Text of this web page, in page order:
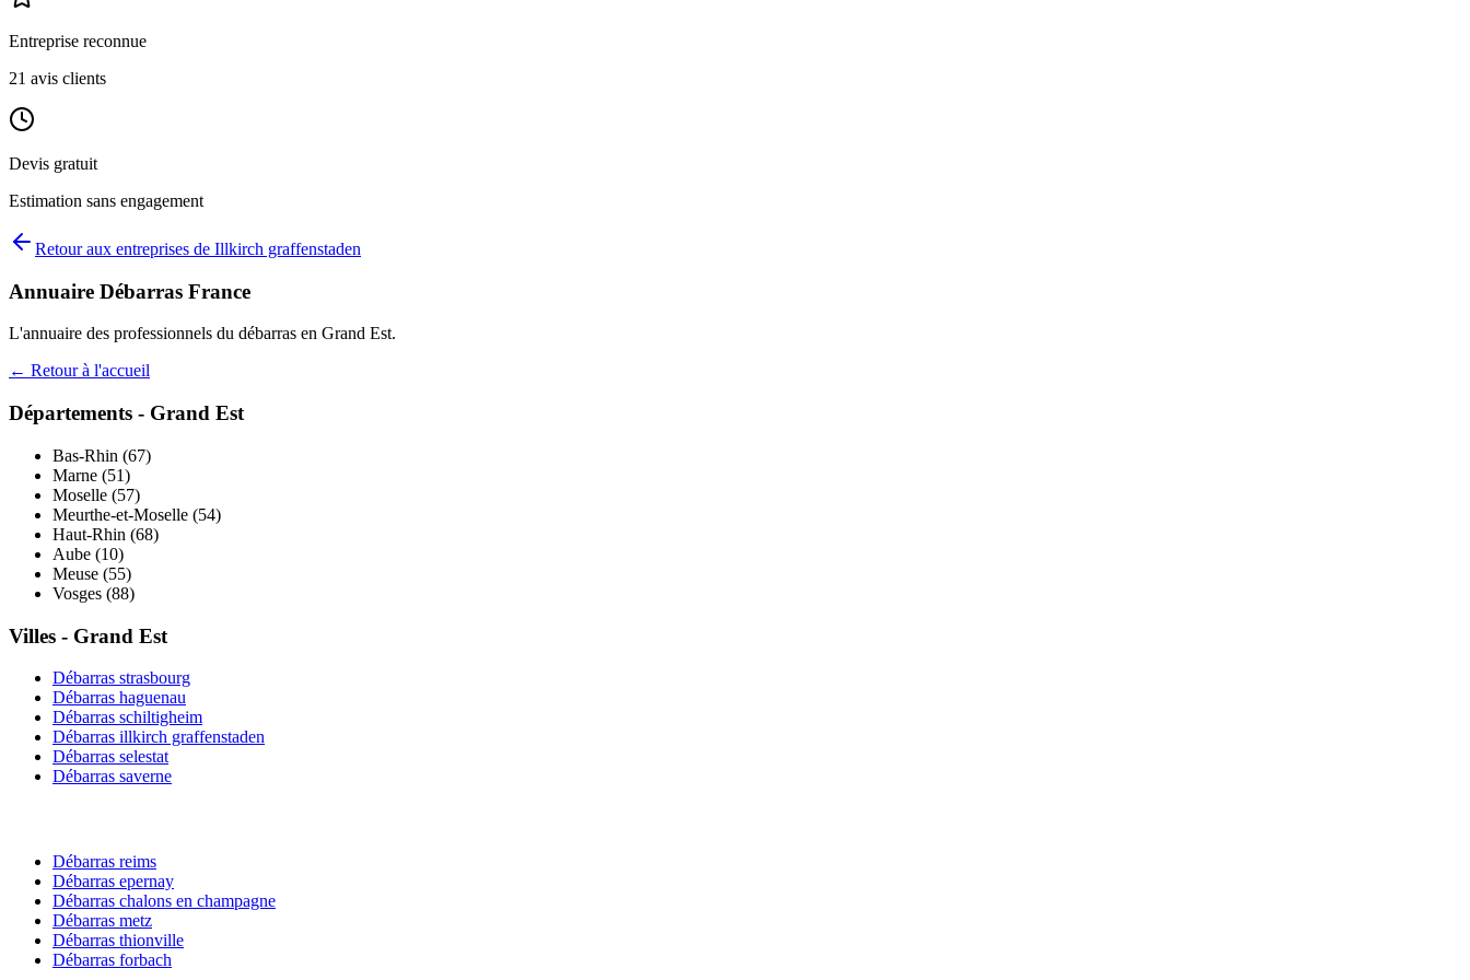
Entreprise reconnue
21 avis clients
Devis gratuit
Estimation sans engagement
Retour aux entreprises de Illkirch graffenstaden
Annuaire Débarras France
L'annuaire des professionnels du débarras en Grand Est.
← Retour à l'accueil
Départements - Grand Est
Bas-Rhin (67)
Marne (51)
Moselle (57)
Meurthe-et-Moselle (54)
Haut-Rhin (68)
Aube (10)
Meuse (55)
Vosges (88)
Villes - Grand Est
Débarras strasbourg
Débarras haguenau
Débarras schiltigheim
Débarras illkirch graffenstaden
Débarras selestat
Débarras saverne
Débarras reims
Débarras epernay
Débarras chalons en champagne
Débarras metz
Débarras thionville
Débarras forbach